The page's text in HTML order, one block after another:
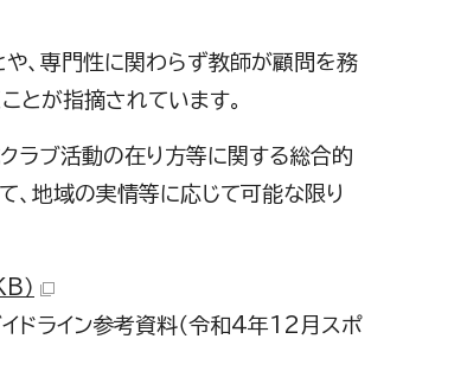
、専門性に関わらず教師が顧問を務
とが指摘されています。
ラブ活動の在り方等に関する総合的
、地域の実情等に応じて可能な限り
）
ドライン参考資料（令和4年12月スポ